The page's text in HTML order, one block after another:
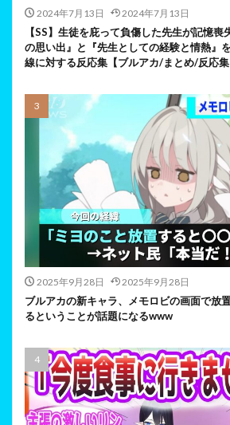
2024年7月13日 2024年7月13日
【SS】生徒を庇って負傷した先生が記憶喪
の思い出』と『先生としての経験と情熱』
線に対する反応集【ブルアカ/まとめ/反応集
2025年9月28日 2025年9月28日
ブルアカの新キャラ、メモロビの画面で放
るということが話題になるwww